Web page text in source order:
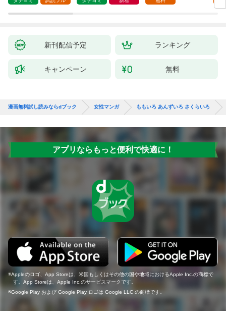
新刊配信予定 ランキング
キャンペーン 無料
漫画無料試し読みならdブック 女性マンガ ももいろ あんずいろ さくらいろ
アプリならもっと便利で快適に！
Appleのロゴ、App Storeは、米国もしくはその他の国や地域におけるApple Inc.の商標で
す。App Storeは、Apple Inc.のサービスマークです。
Google Play および Google Play ロゴは Google LLC の商標です。